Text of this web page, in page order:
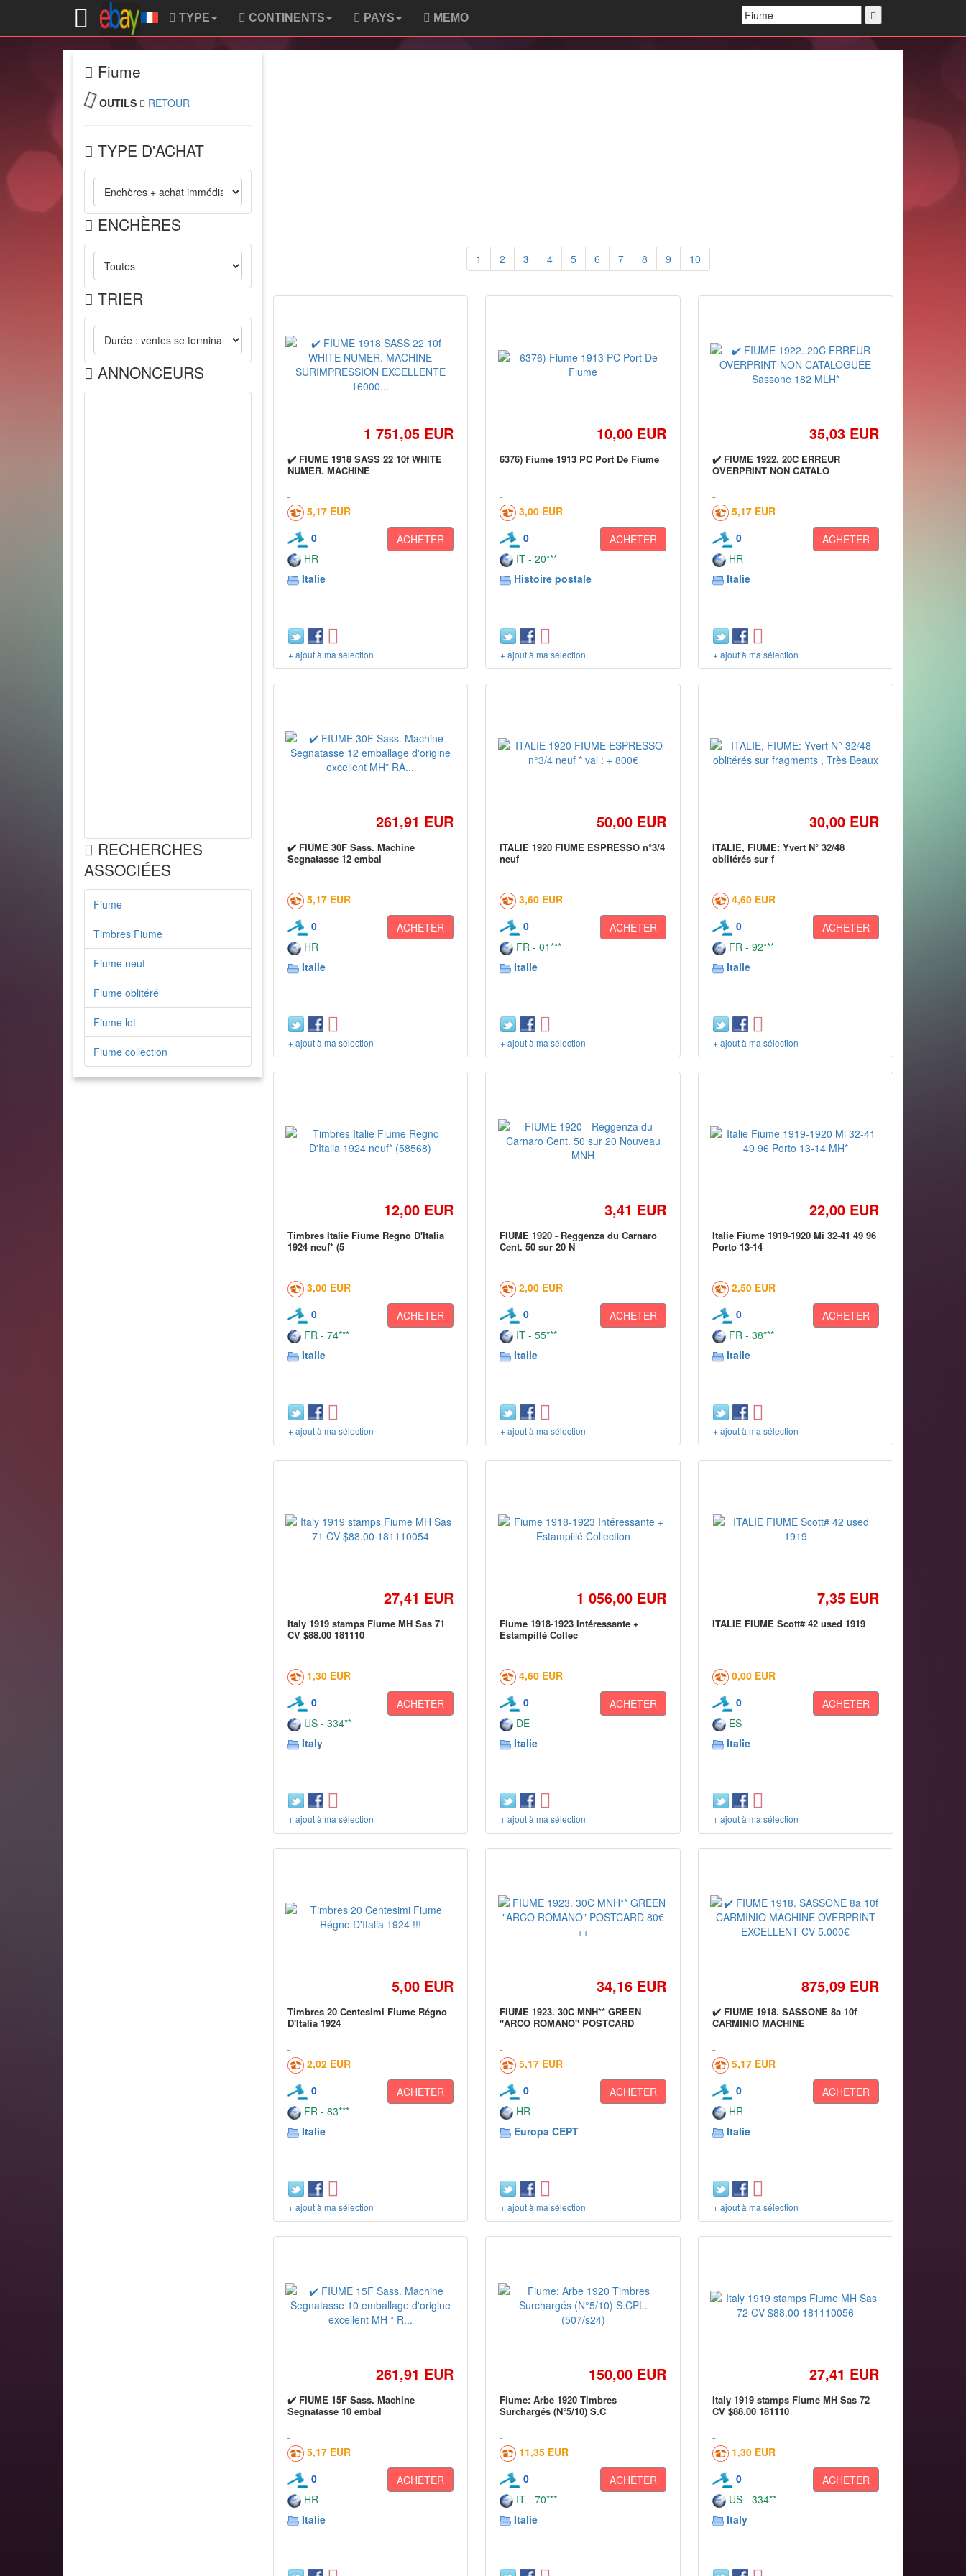
TYPE CONTINENTS PAYS MEMO
Fiume
OUTILS RETOUR
TYPE D'ACHAT
ENCHÈRES
TRIER
ANNONCEURS
RECHERCHES
ASSOCIÉES
Fiume
Timbres Fiume
Fiume neuf
Fiume oblitéré
Fiume lot
Fiume collection
1 2 3 4 5 6 7 8 9 10
1 751,05 EUR
✔️ FIUME 1918 SASS 22 10f WHITE
NUMER. MACHINE
5,17 EUR
0
ACHETER
HR
Italie
+ ajout à ma sélection
10,00 EUR
6376) Fiume 1913 PC Port De Fiume
3,00 EUR
0
ACHETER
IT - 20***
Histoire postale
+ ajout à ma sélection
35,03 EUR
✔️ FIUME 1922. 20C ERREUR
OVERPRINT NON CATALO
5,17 EUR
0
ACHETER
HR
Italie
+ ajout à ma sélection
261,91 EUR
✔️ FIUME 30F Sass. Machine
Segnatasse 12 embal
5,17 EUR
0
ACHETER
HR
Italie
+ ajout à ma sélection
50,00 EUR
ITALIE 1920 FIUME ESPRESSO n°3/4
neuf
3,60 EUR
0
ACHETER
FR - 01***
Italie
+ ajout à ma sélection
30,00 EUR
ITALIE, FIUME: Yvert N° 32/48
oblitérés sur f
4,60 EUR
0
ACHETER
FR - 92***
Italie
+ ajout à ma sélection
12,00 EUR
Timbres Italie Fiume Regno D'Italia
1924 neuf* (5
3,00 EUR
0
ACHETER
FR - 74***
Italie
+ ajout à ma sélection
3,41 EUR
FIUME 1920 - Reggenza du Carnaro
Cent. 50 sur 20 N
2,00 EUR
0
ACHETER
IT - 55***
Italie
+ ajout à ma sélection
22,00 EUR
Italie Fiume 1919-1920 Mi 32-41 49 96
Porto 13-14
2,50 EUR
0
ACHETER
FR - 38***
Italie
+ ajout à ma sélection
27,41 EUR
Italy 1919 stamps Fiume MH Sas 71
CV $88.00 181110
1,30 EUR
0
ACHETER
US - 334**
Italy
+ ajout à ma sélection
1 056,00 EUR
Fiume 1918-1923 Intéressante +
Estampillé Collec
4,60 EUR
0
ACHETER
DE
Italie
+ ajout à ma sélection
7,35 EUR
ITALIE FIUME Scott# 42 used 1919
0,00 EUR
0
ACHETER
ES
Italie
+ ajout à ma sélection
5,00 EUR
Timbres 20 Centesimi Fiume Régno
D'Italia 1924
2,02 EUR
0
ACHETER
FR - 83***
Italie
+ ajout à ma sélection
34,16 EUR
FIUME 1923. 30C MNH** GREEN
"ARCO ROMANO" POSTCARD
5,17 EUR
0
ACHETER
HR
Europa CEPT
+ ajout à ma sélection
875,09 EUR
✔️ FIUME 1918. SASSONE 8a 10f
CARMINIO MACHINE
5,17 EUR
0
ACHETER
HR
Italie
+ ajout à ma sélection
261,91 EUR
✔️ FIUME 15F Sass. Machine
Segnatasse 10 embal
5,17 EUR
0
ACHETER
HR
Italie
150,00 EUR
Fiume: Arbe 1920 Timbres
Surchargés (N°5/10) S.C
11,35 EUR
0
ACHETER
IT - 70***
Italie
27,41 EUR
Italy 1919 stamps Fiume MH Sas 72
CV $88.00 181110
1,30 EUR
0
ACHETER
US - 334**
Italy